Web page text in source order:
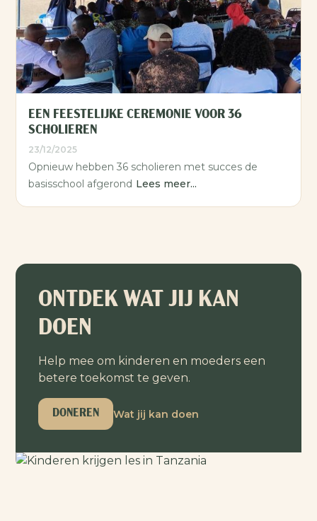
EEN FEESTELIJKE CEREMONIE VOOR 36
SCHOLIEREN
23/12/2025
Opnieuw hebben 36 scholieren met succes de
basisschool afgerond Lees meer...
ONTDEK WAT JIJ KAN
DOEN
Help mee om kinderen en moeders een
betere toekomst te geven.
DONEREN Wat jij kan doen